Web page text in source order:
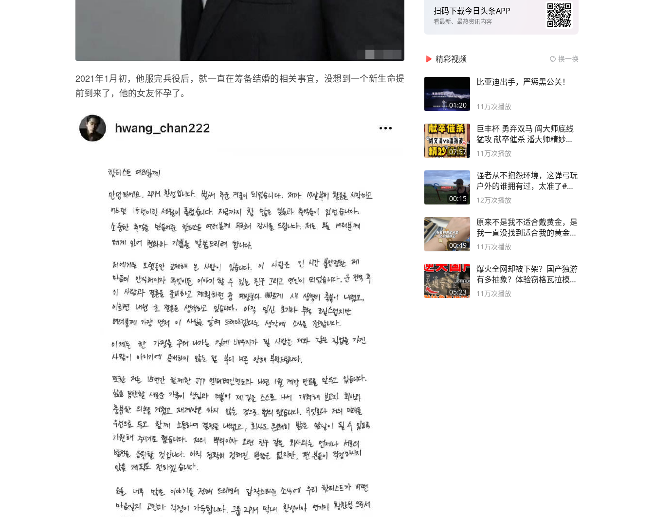
2021年1月初，他服完兵役后，就一直在筹备结婚的相关事宜，没想到一个新生命提
前到来了，他的女友怀孕了。
扫码下载今日头条APP
看最新、最热资讯内容
精彩视频 换一换
01:20
比亚迪出手，严惩黑公关！
11万次播放
07:57
巨丰杯 勇弃双马 阎大师底线
猛攻 献卒催杀 潘大师精妙入
局
11万次播放
00:15
强者从不抱怨环境，这弹弓玩
户外的谁拥有过，太准了#弹
弓#户外
12万次播放
00:49
原来不是我不适合戴黄金，是
我一直没找到适合我的黄金
😭
11万次播放
05:23
爆火全网却被下架？国产独游
有多抽象？体验窃格瓦拉模拟
器！
11万次播放